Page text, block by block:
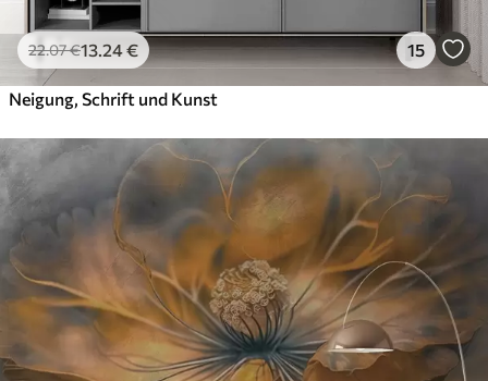
22.07€13 .24€ 15
Neigung, Schrift und Kunst